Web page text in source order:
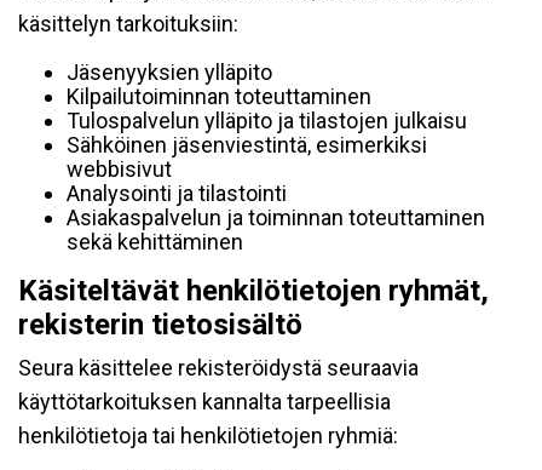
käsittelyn tarkoituksiin:
Jäsenyyksien ylläpito
Kilpailutoiminnan toteuttaminen
Tulospalvelun ylläpito ja tilastojen julkaisu
Sähköinen jäsenviestintä, esimerkiksi
webbisivut
Analysointi ja tilastointi
Asiakaspalvelun ja toiminnan toteuttaminen
sekä kehittäminen
Käsiteltävät henkilötietojen ryhmät,
rekisterin tietosisältö
Seura käsittelee rekisteröidystä seuraavia
käyttötarkoituksen kannalta tarpeellisia
henkilötietoja tai henkilötietojen ryhmiä: